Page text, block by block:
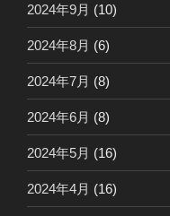
2024年9月 (10)
2024年8月 (6)
2024年7月 (8)
2024年6月 (8)
2024年5月 (16)
2024年4月 (16)